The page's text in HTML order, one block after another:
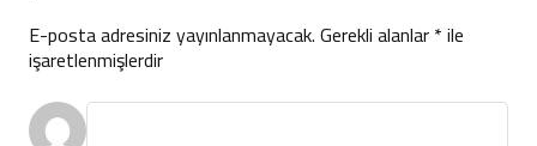
E-posta adresiniz yayınlanmayacak.Gerekli alanlar*ile
işaretlenmişlerdir